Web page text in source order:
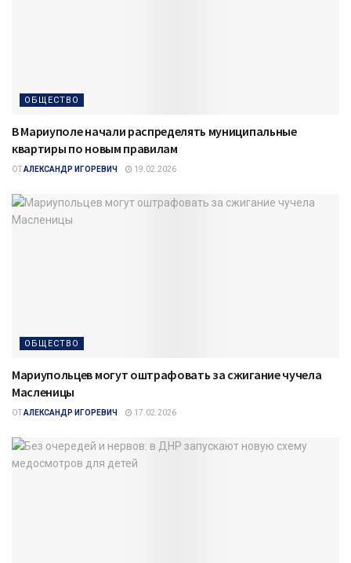
ОБЩЕСТВО
В Мариуполе начали распределять муниципальные
квартиры по новым правилам
ОТ АЛЕКСАНДР ИГОРЕВИЧ 19.02.2026
ОБЩЕСТВО
Мариупольцев могут оштрафовать за сжигание чучела
Масленицы
ОТ АЛЕКСАНДР ИГОРЕВИЧ 17.02.2026